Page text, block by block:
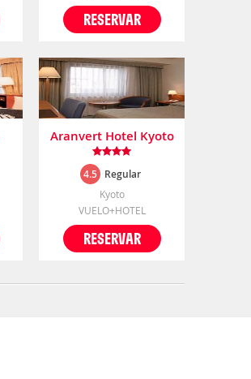
RESERVAR
Aranvert Hotel Kyoto
4.5 Regular
Kyoto
VUELO+HOTEL
RESERVAR